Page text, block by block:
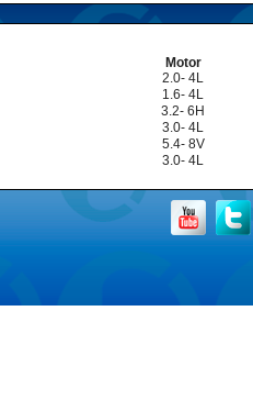
Motor
2.0- 4L
1.6- 4L
3.2- 6H
3.0- 4L
5.4- 8V
3.0- 4L